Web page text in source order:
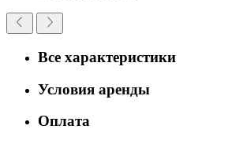
Все характеристики
Условия аренды
Оплата